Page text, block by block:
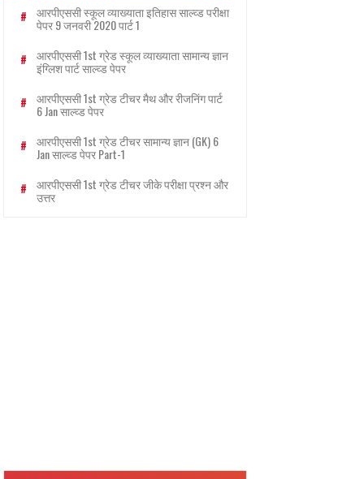
आरपीएससी स्कूल व्याख्याता इतिहास साल्व्ड परीक्षा
पेपर 9 जनवरी 2020 पार्ट 1
आरपीएससी 1st ग्रेड स्कूल व्याख्याता सामान्य ज्ञान
इंग्लिश पार्ट साल्व्ड पेपर
आरपीएससी 1st ग्रेड टीचर मैथ और रीजनिंग पार्ट
6 Jan साल्व्ड पेपर
आरपीएससी 1st ग्रेड टीचर सामान्य ज्ञान (GK) 6
Jan साल्व्ड पेपर Part-1
आरपीएससी 1st ग्रेड टीचर जीके परीक्षा प्रश्न और
उत्तर